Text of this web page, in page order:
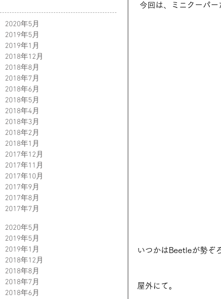
2020年5月
2019年5月
2019年1月
2018年12月
2018年8月
2018年7月
2018年6月
2018年5月
2018年4月
2018年3月
2018年2月
2018年1月
2017年12月
2017年11月
2017年10月
2017年9月
2017年8月
2017年7月
2020年5月
2019年5月
2019年1月
2018年12月
2018年8月
2018年7月
2018年6月
今回は、ミニクーパ
いつかはBeetleが勢ぞ
屋外にて。